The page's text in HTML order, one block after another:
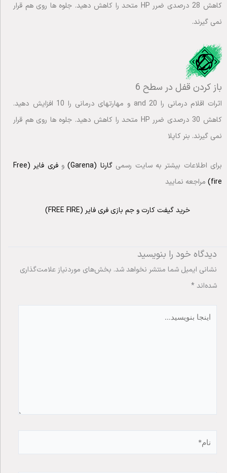
کاهش 28 درصدی ضرر HP متحد را کاهش دهید. جلوه ها روی هم قرار
نمی گیرند.
باز کردن قفل در سطح 6
اثرات اقلام درمانی را 20 and و مهارتهای درمانی را 10 افزایش دهید.
کاهش 30 درصدی ضرر HP متحد را کاهش دهید. جلوه ها روی هم قرار
نمی گیرند. بنر کاپلا
برای اطلاعات بیشتر به سایت رسمیگارنا (Garena) و
فری فایر (Free
fire) مراجعه نمایید
خرید گیفت کارت و جم بازی فری فایر (FREE FIRE)
دیدگاه‌ خود را بنویسید
نشانی ایمیل شما منتشر نخواهد شد. بخش‌های موردنیاز علامت‌گذاری
شده‌اند*
اینجا
نام*